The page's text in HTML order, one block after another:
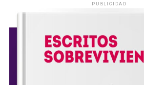
PUBLICIDAD